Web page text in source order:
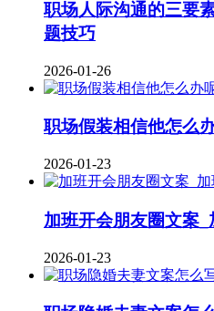
职场人际沟通的三要
题技巧
2026-01-26
职场假装相信他怎么
2026-01-23
加班开会朋友圈文案
2026-01-23